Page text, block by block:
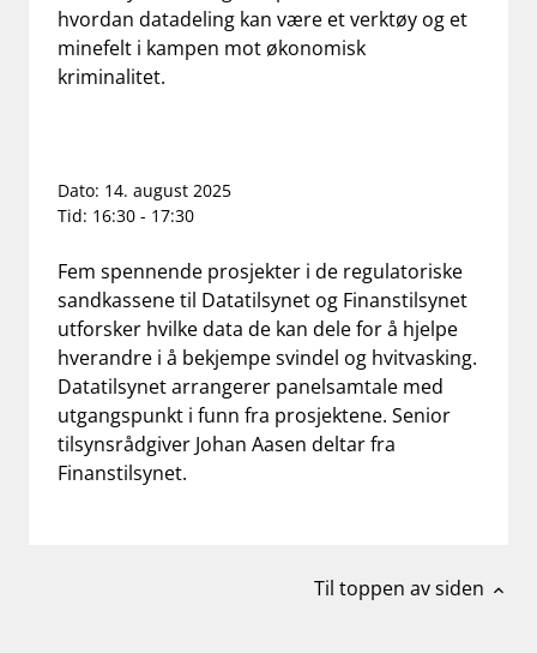
work_outlineJobb hos oss
dashboardInformasjon for investorer
hvordan datadeling kan være et verktøy og et
minefelt i kampen mot økonomisk
kriminalitet.
Dato: 14. august 2025
Tid: 16:30 - 17:30
Fem spennende prosjekter i de regulatoriske
sandkassene til Datatilsynet og Finanstilsynet
utforsker hvilke data de kan dele for å hjelpe
hverandre i å bekjempe svindel og hvitvasking.
Datatilsynet arrangerer panelsamtale med
utgangspunkt i funn fra prosjektene. Senior
tilsynsrådgiver Johan Aasen deltar fra
Finanstilsynet.
Til toppen av siden expand_less